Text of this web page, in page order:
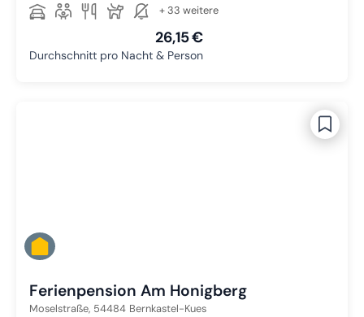
+ 33 weitere
26,15 €
Durchschnitt pro Nacht & Person
Ferienpension Am Honigberg
Moselstraße, 54484 Bernkastel-Kues